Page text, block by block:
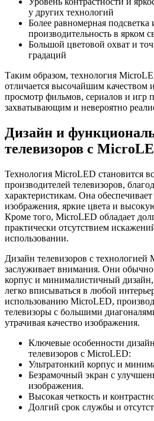
у других технологий
Более равномерная подсветка
производительность в ярком
Большой цветовой охват и
градаций
Таким образом, технология
отличается высочайшим качеством
просмотр фильмов, сериалов и игр
захватывающим и невероятно
Дизайн и
телевизоров с
Технология MicroLED становится
производителей телевизоров,
характеристикам. Она
изображения, яркие цвета и
Кроме того, MicroLED обладает
практически отсутствием
использовании.
Дизайн телевизоров с
заслуживает внимания. Они
корпус и минималистичный
легко вписываться в любой
использованию MicroLED,
телевизоры с большими
утрачивая качество изображения.
Ключевые особенности
телевизоров с MicroLED:
Ультратонкий корпус и
Безрамочный экран с
изображения.
Высокая четкость и
Долгий срок службы и